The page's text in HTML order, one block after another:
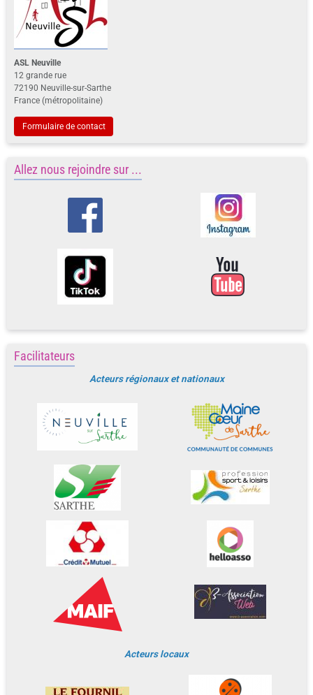
ASL Neuville
12 grande rue
72190 Neuville-sur-Sarthe
France (métropolitaine)
Formulaire de contact
Allez nous rejoindre sur ...
Facilitateurs
Acteurs régionaux et nationaux
Acteurs locaux